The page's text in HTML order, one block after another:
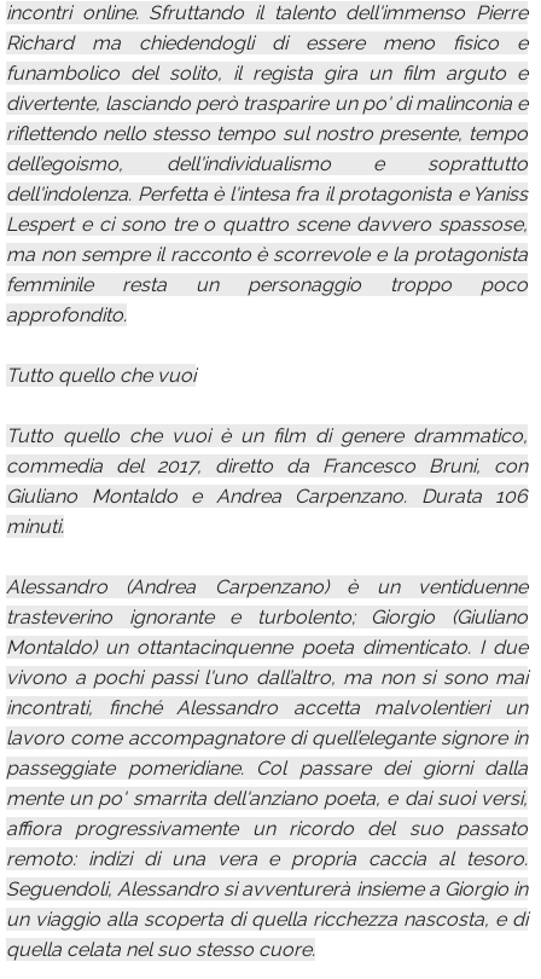
incontri online. Sfruttando il talento dell'immenso Pierre
Richard ma chiedendogli di essere meno fisico e
funambolico del solito, il regista gira un film arguto e
divertente, lasciando però trasparire un po' di malinconia e
riflettendo nello stesso tempo sul nostro presente, tempo
dell’egoismo, dell'individualismo e soprattutto
dell'indolenza. Perfetta è l'intesa fra il protagonista e Yaniss
Lespert e ci sono tre o quattro scene davvero spassose,
ma non sempre il racconto è scorrevole e la protagonista
femminile resta un personaggio troppo poco
approfondito.
Tutto quello che vuoi
Tutto quello che vuoi è un film di genere drammatico,
commedia del 2017, diretto da Francesco Bruni, con
Giuliano Montaldo e Andrea Carpenzano. Durata 106
minuti.
Alessandro (Andrea Carpenzano) è un ventiduenne
trasteverino ignorante e turbolento; Giorgio (Giuliano
Montaldo) un ottantacinquenne poeta dimenticato. I due
vivono a pochi passi l'uno dall’altro, ma non si sono mai
incontrati, finché Alessandro accetta malvolentieri un
lavoro come accompagnatore di quell’elegante signore in
passeggiate pomeridiane. Col passare dei giorni dalla
mente un po' smarrita dell'anziano poeta, e dai suoi versi,
affiora progressivamente un ricordo del suo passato
remoto: indizi di una vera e propria caccia al tesoro.
Seguendoli, Alessandro si avventurerà insieme a Giorgio in
un viaggio alla scoperta di quella ricchezza nascosta, e di
quella celata nel suo stesso cuore.